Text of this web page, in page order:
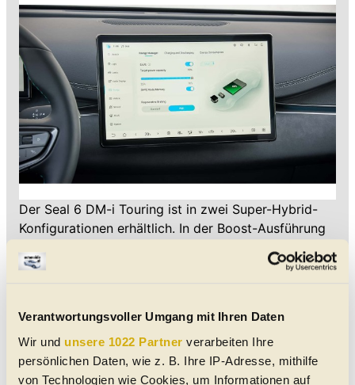
Verantwortungsvoller Umgang mit Ihren Daten
Wir und unsere 1022 Partner verarbeiten Ihre
persönlichen Daten, wie z. B. Ihre IP-Adresse, mithilfe
von Technologien wie Cookies, um Informationen auf
Der Seal 6 DM-i Touring ist in zwei Super-Hybrid-
Konfigurationen erhältlich. In der Boost-Ausführung
Kilowattstunden und die maximale Systemleistung
sie nicht per DC-Schnellladung geladen werden und
hat nur 50 km elektrische Reichweite.
Die Comfort-Lite- und Comfort-Ausführung